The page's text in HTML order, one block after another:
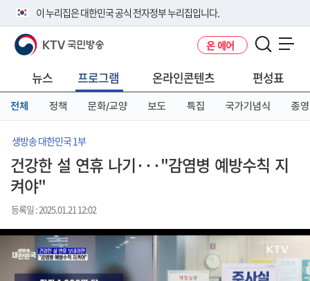
이 누리집은 대한민국 공식 전자정부 누리집입니다.
공식 누리집 주소 확인하기
니다.
이밖에 or.kr 또는 .kr등 다른 도메인 주소를 사용하고 있다면 아래 URL에
서 도메인 주소를 확인해 보세요
KTV 국민방송 온 에어
뉴스 프로그램 온라인콘텐츠 편성표
전체 정책 문화/교양 보도 특집 국가기념식 종영
생방송 대한민국 1부
건강한 설 연휴 나기···"감염병 예방수칙 지
켜야"
등록일 : 2025.01.21 12:02